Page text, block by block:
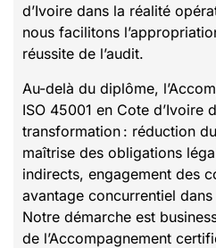
d’Ivoire dans la réalité
nous facilitons
réussite de l’audit.
Au-delà du diplôme,
ISO 45001 en Cote d’Ivoire
transformation : réduction
maîtrise des obligations
indirects, engagement des
avantage concurrentiel dans
Notre démarche est
de l’Accompagnement